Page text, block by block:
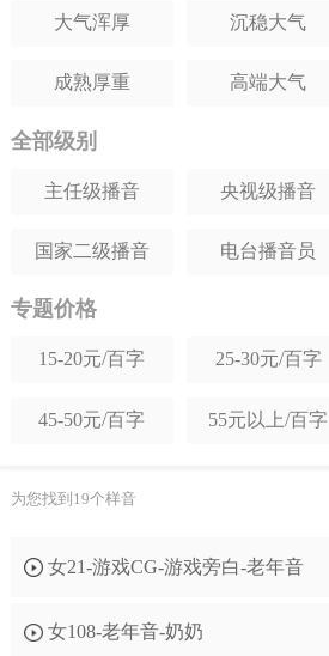
新闻播报 城市宣传
科普解说 产品解说
项目规划
茶酒广告 栏目包装
动画/角色模仿
大气浑厚 沉稳大气
成熟厚重 高端大气
低沉走心
舒缓抒情 夸张震撼
年轻稳重 轻松活泼
甜美亲切
素人自然
科技感 舌尖感
全部级别
主任级播音 央视级播音
国家二级播音 电台播音员
专题价格
15-20元/百字 25-30元/百字
45-50元/百字 55元以上/百字
为您找到19个样音
女21-游戏CG-游戏旁白-老年音
女108-老年音-奶奶